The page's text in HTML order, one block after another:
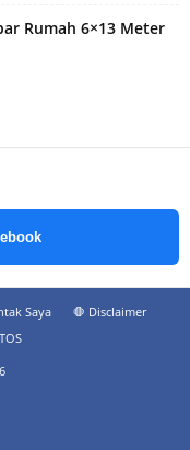
Rumah 6×13 Meter
Saya
🛑 Disclaimer